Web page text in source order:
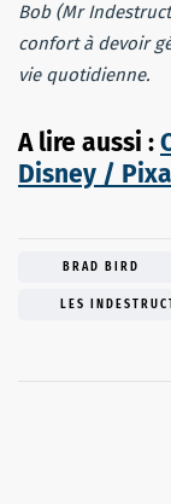
Bob (Mr
confort à devoir
vie quotidienne.
A lire aussi :
Disney /
BRAD BIRD
LES